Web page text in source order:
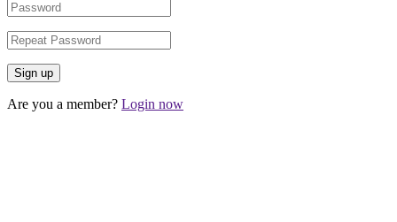
Are you a member? Login now